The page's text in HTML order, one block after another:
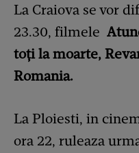
La Craiova se vor
23.30, filmele
toţi la moarte,
Romania.
La Ploiesti, in
ora 22, ruleaza